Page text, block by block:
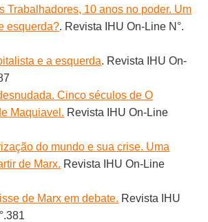
Trabalhadores, 10 anos no poder. Um
esquerda?. Revista IHU On-Line N°.
e a esquerda. Revista IHU On-
Cinco séculos de O
Maquiavel. Revista IHU On-Line
do mundo e sua crise. Uma
de Marx. Revista IHU On-Line
de Marx em debate. Revista IHU